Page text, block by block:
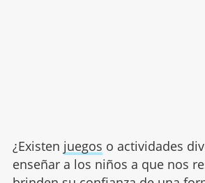
¿Existen juegos o actividades
enseñar a los niños a que nos